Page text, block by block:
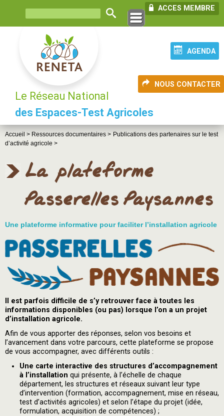
ACCES MEMBRE
AGENDA
NOUS CONTACTER
Le Réseau National
des Espaces-Test Agricoles
Accueil > Ressources documentaires > Publications des partenaires sur le test
d’activité agricole >
La plateforme
Passerelles Paysannes
Une plateforme informative pour faciliter l’installation agricole
Il est parfois difficile de s’y retrouver face à toutes les
informations disponibles (ou pas) lorsque l’on a un projet
d’installation agricole.
Afin de vous apporter des réponses, selon vos besoins et
l’avancement dans votre parcours, cette plateforme se propose
de vous accompagner, avec différents outils :
Une carte interactive des structures d’accompagnement
à l’installation qui présente, à l’échelle de chaque
département, les structures et réseaux suivant leur type
d’intervention (formation, accompagnement, mise en réseau,
test d’activités agricoles) et selon l’étape du projet (idée,
formulation, acquisition de compétences) ;